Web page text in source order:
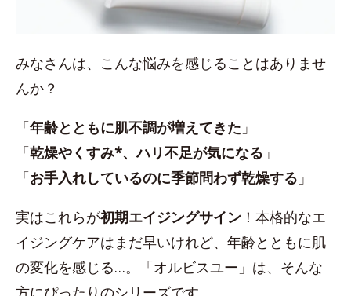
みなさんは、こんな悩みを感じることはありませ
んか？
「年齢とともに肌不調が増えてきた 」
「乾燥やくすみ*、ハリ不足が気になる 」
「お手入れしているのに季節問わず乾燥する 」
実はこれらが初期エイジングサイン ！本格的なエ
イジングケアはまだ早いけれど、年齢とともに肌
の変化を感じる…。「オルビスユー」は、そんな